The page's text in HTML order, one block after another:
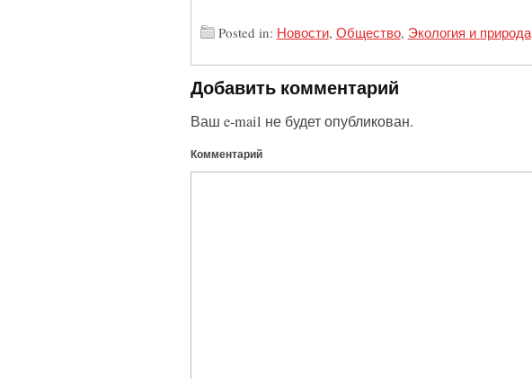
Posted in: Новости, Общество, Экология и природа
Добавить комментарий
Ваш e-mail не будет опубликован.
Комментарий